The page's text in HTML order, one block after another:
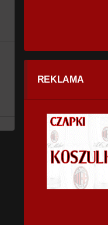
REKLAMA